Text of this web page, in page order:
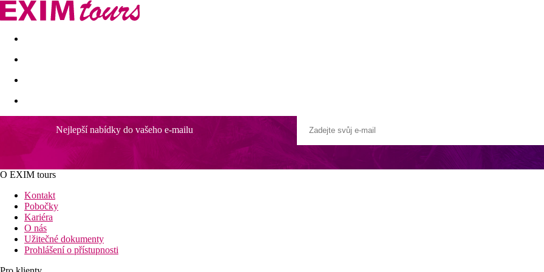
Akční nabídky Last minute
Nejlepší nabídky do vašeho e-mailu
O EXIM tours
Kontakt
Pobočky
Kariéra
O nás
Užitečné dokumenty
Prohlášení o přístupnosti